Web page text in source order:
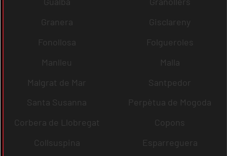
Granera
Gisclareny
Fonollosa
Folgueroles
Manlleu
Malla
Malgrat de Mar
Santpedor
Santa Susanna
Perpètua de Mogoda
Corbera de Llobregat
Copons
Collsuspina
Esparreguera